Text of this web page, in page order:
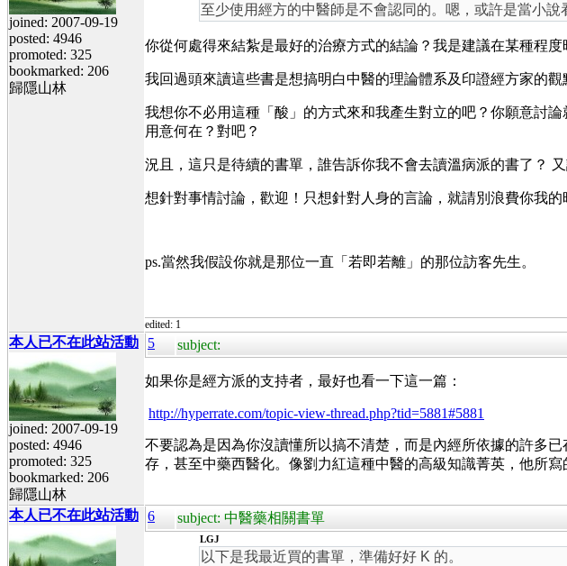
joined: 2007-09-19
posted: 4946
promoted: 325
bookmarked: 206
歸隱山林
至少使用經方的中醫師是不會認同的。嗯，或許是當小說
你從何處得來結紮是最好的治療方式的結論？我是建議在某種程度
我回過頭來讀這些書是想搞明白中醫的理論體系及印證經方家的觀
我想你不必用這種「酸」的方式來和我產生對立的吧？你願意討
用意何在？對吧？
況且，這只是待續的書單，誰告訴你我不會去讀溫病派的書了？
想針對事情討論，歡迎！只想針對人身的言論，就請別浪費你我的
ps.當然我假設你就是那位一直「若即若離」的那位訪客先生。
edited: 1
本人已不在此站活動
joined: 2007-09-19
posted: 4946
promoted: 325
bookmarked: 206
歸隱山林
5 subject:
如果你是經方派的支持者，最好也看一下這一篇：
http://hyperrate.com/topic-view-thread.php?tid=5881#5881
不要認為是因為你沒讀懂所以搞不清楚，而是內經所依據的許多
存，甚至中藥西醫化。像劉力紅這種中醫的高級知識菁英，他所
本人已不在此站活動 6 subject: 中醫藥相關書單
LGJ
以下是我最近買的書單，準備好好 K 的。